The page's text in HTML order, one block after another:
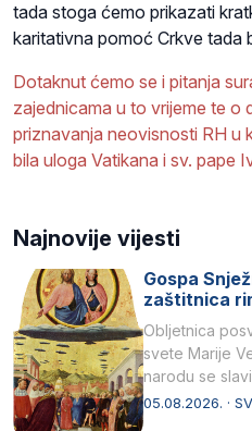
tada stoga ćemo prikazati
karitativna pomoć Crkve tada
Dotaknut ćemo se i pitanja
zajednicama u to vrijeme te o
priznavanja neovisnosti RH u
bila uloga Vatikana i sv. pape
Najnovije vijesti
Gospa
zaštitnica
Obljetnica
svete Marije
narodu se
naziv, Sancta
05.08.2026. ·